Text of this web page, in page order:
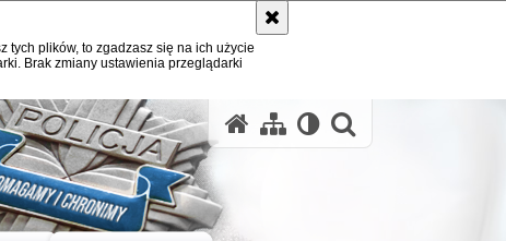
tych plików, to zgadzasz się na ich użycie
Brak zmiany ustawienia przeglądarki